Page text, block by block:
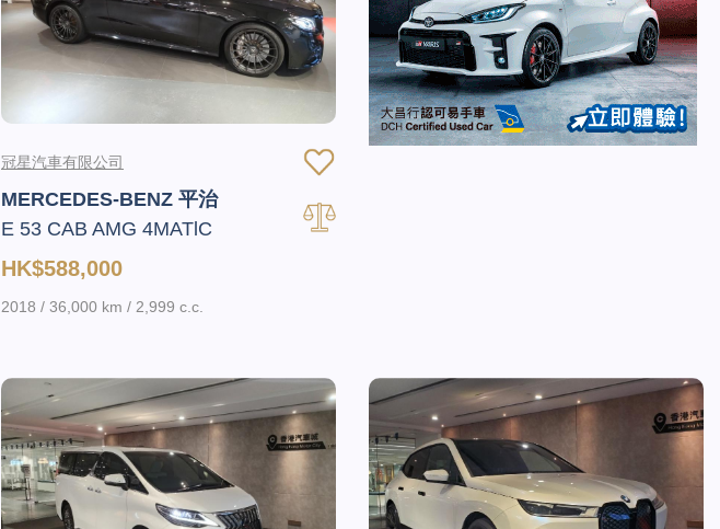
冠星汽車有限公司
MERCEDES-BENZ 平治
E 53 CAB AMG 4MATlC
HK$588,000
2018 / 36,000 km / 2,999 c.c.